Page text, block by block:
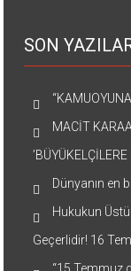
SON
MACİT
Dünyanın en
Hukukun
Geçerlidir! 16